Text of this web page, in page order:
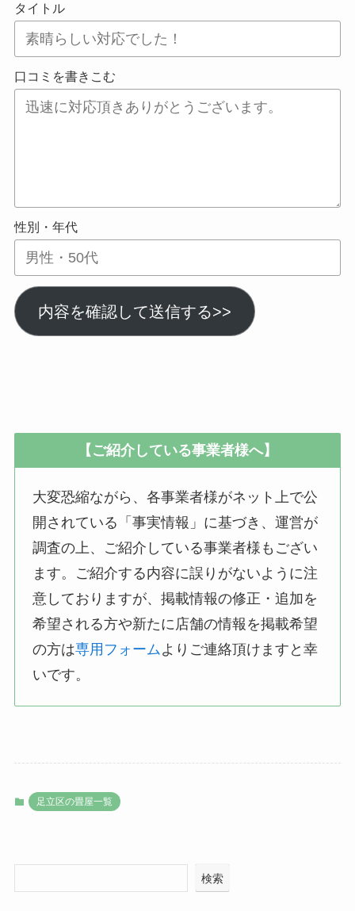
タイトル
口コミを書きこむ
性別・年代
内容を確認して送信する>>
【ご紹介している事業者様へ】
大変恐縮ながら、各事業者様がネット上で公
開されている「事実情報」に基づき、運営が
調査の上、ご紹介している事業者様もござい
ます。ご紹介する内容に誤りがないように注
意しておりますが、掲載情報の修正・追加を
希望される方や新たに店舗の情報を掲載希望
の方は専用フォームよりご連絡頂けますと幸
いです。
足立区の畳屋一覧
検索